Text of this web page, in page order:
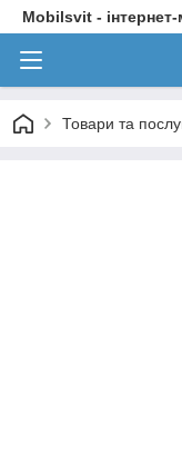
Mobilsvit - інтернет-
Товари та